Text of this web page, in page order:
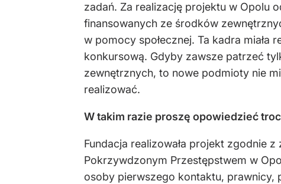
zadań. Za realizację projektu w Opolu
finansowanych ze środków
w pomocy społecznej. Ta kadra miała
konkursową. Gdyby zawsze patrzeć
zewnętrznych, to nowe podmioty nie
realizować.
W takim razie proszę opowiedzieć
Fundacja realizowała projekt zgodnie
Pokrzywdzonym Przestępstwem w
osoby pierwszego kontaktu, prawnicy,